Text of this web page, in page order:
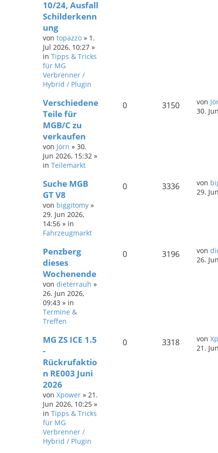
10/24, Ausfall
Schilderkenn
ung
von topazzo » 1.
Jul 2026, 10:27 »
in Tipps & Tricks
für MG
Verbrenner /
Hybrid / Plugin
Verschiedene
Teile für
MGB/C zu
verkaufen
von Jörn » 30.
Jun 2026, 15:32 »
in Teilemarkt
0 3150 von
30.
Suche MGB
GT V8
von biggitomy »
29. Jun 2026,
14:56 » in
Fahrzeugmarkt
0 3336 von
29.
Penzberg
dieses
Wochenende
von dieterrauh »
26. Jun 2026,
09:43 » in
Termine &
Treffen
0 3196 von
26.
MG ZS ICE 1.5
-
Rückrufaktio
n RE003 Juni
2026
von Xpower » 21.
Jun 2026, 10:25 »
in Tipps & Tricks
für MG
Verbrenner /
Hybrid / Plugin
0 3318 von
21.